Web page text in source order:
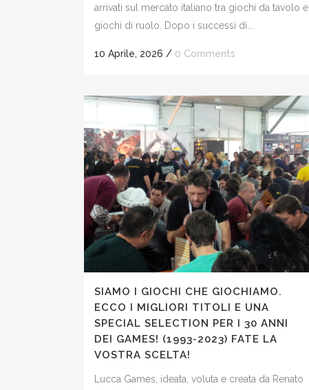
arrivati sul mercato italiano tra giochi da tavolo e
giochi di ruolo. Dopo i successi di...
10 Aprile, 2026 / 0 Comments
SIAMO I GIOCHI CHE GIOCHIAMO.
ECCO I MIGLIORI TITOLI E UNA
SPECIAL SELECTION PER I 30 ANNI
DEI GAMES! (1993-2023) FATE LA
VOSTRA SCELTA!
Lucca Games, ideata, voluta e creata da Renato